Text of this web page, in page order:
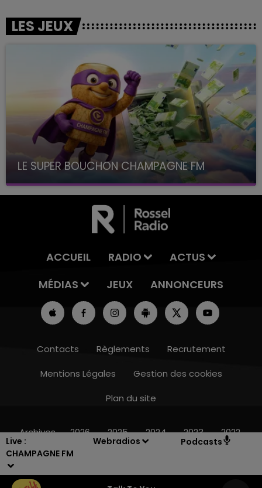
Live :
CHAMPAGNE FM
Webradios Podcasts
19h00 - 19h15
LES JEUX
LE SUPER BOUCHON CHAMPAGNE FM
avec La Famille Champagne FM, à 8H10
ACCUEIL RADIO
ACTUS
MÉDIAS
JEUX ANNONCEURS
Contacts Règlements
Recrutement
Mentions Légales
Gestion des cookies
Plan du site
Archives 2026 2025 2024 2023 2022